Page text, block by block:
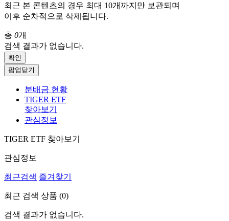
최근 본 콘텐츠의 경우 최대 10개까지만 보관되며
이후 순차적으로 삭제됩니다.
총 0개
검색 결과가 없습니다.
확인
팝업닫기
분배금 현황
TIGER ETF
찾아보기
관심정보
TIGER ETF 찾아보기
관심정보
최근검색 즐겨찾기
최근 검색 상품 (0)
검색 결과가 없습니다.